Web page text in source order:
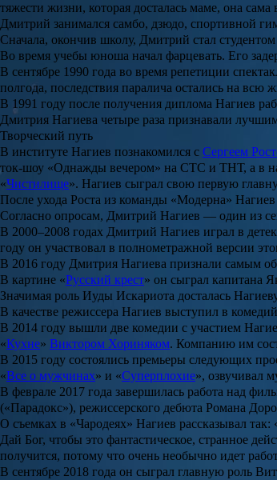
тяже­сти жизни, которая досталась маме, она
Дмитрий занимался самбо, дзюдо, спортивной
Сначала, окончив школу, Дмитрий стал
Во время учебы юноша начал фарцевать. Его
В сентябре 1990 года во время репетиции
полгода, последствия паралича остались на всю
В 1991 году после получения диплома Нагиев
Дмитрия Нагиева четыре раза признавали
Творческий путь
В институте Нагиев познакомился с Сергеем
ток-шоу «Однажды вечером» на СТС и ТНТ, а в
«Чистилище». Нагиев сыграл свою первую
После ухода Роста из команды «Модерна»
Согласно опросам, Дмитрий Нагиев — один из
В 2000–2008 годах Дмитрий Нагиев играл в
году он участвовал в полнометражной версии
В 2016 году Дмитрия Нагиева признали самым
В картине «Русский крест» он сыграл капитана
Значимая роль Иуды Искариота досталась
В качестве режиссера Нагиев выступил в
В 2014 году вышли две комедии с участием
«Кухне» Виктором Хориняком. Компанию им
В 2015 году состоялись премьеры следующих
«Все о мужчинах» и «Суперплохие», озвучивал
В феврале 2017 года завершилась работа над
(«Парадокс»), режиссерского дебюта Романа
О съемках в «Чародеях» Нагиев рассказывал
Дай Бог, чтобы это фантастическое, странное
получится, потому что очень необычно идет
В сентябре 2018 года он сыграл главную роль